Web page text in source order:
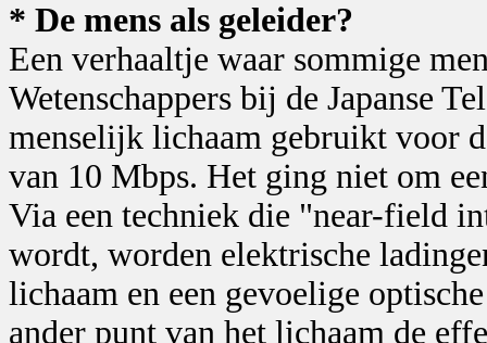
* De mens als geleider?
Een verhaaltje waar sommige
Wetenschappers bij de Japanse
menselijk lichaam gebruikt voor
van 10 Mbps. Het ging niet om
Via een techniek die "near-field
wordt, worden elektrische
lichaam en een gevoelige
ander punt van het lichaam de